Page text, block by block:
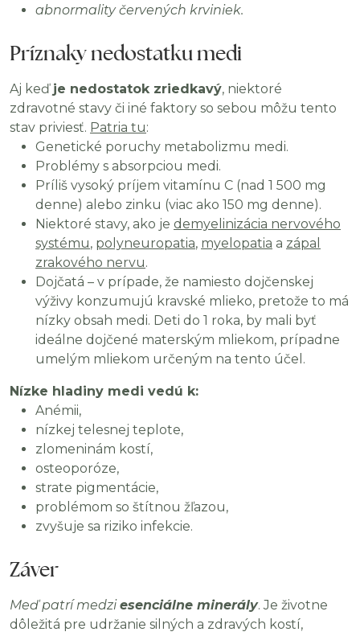
abnormality červených krviniek.
Príznaky nedostatku medi
Aj keď je nedostatok zriedkavý, niektoré
zdravotné stavy či iné faktory so sebou môžu tento
stav priviesť. Patria tu:
Genetické poruchy metabolizmu medi.
Problémy s absorpciou medi.
Príliš vysoký príjem vitamínu C (nad 1 500 mg
denne) alebo zinku (viac ako 150 mg denne).
Niektoré stavy, ako je demyelinizácia nervového
systému, polyneuropatia, myelopatia a zápal
zrakového nervu.
Dojčatá – v prípade, že namiesto dojčenskej
výživy konzumujú kravské mlieko, pretože to má
nízky obsah medi. Deti do 1 roka, by mali byť
ideálne dojčené materským mliekom, prípadne
umelým mliekom určeným na tento účel.
Nízke hladiny medi vedú k:
Anémii,
nízkej telesnej teplote,
zlomeninám kostí,
osteoporóze,
strate pigmentácie,
problémom so štítnou žľazou,
zvyšuje sa riziko infekcie.
Záver
Meď patrí medzi esenciálne minerály. Je životne
dôležitá pre udržanie silných a zdravých kostí,